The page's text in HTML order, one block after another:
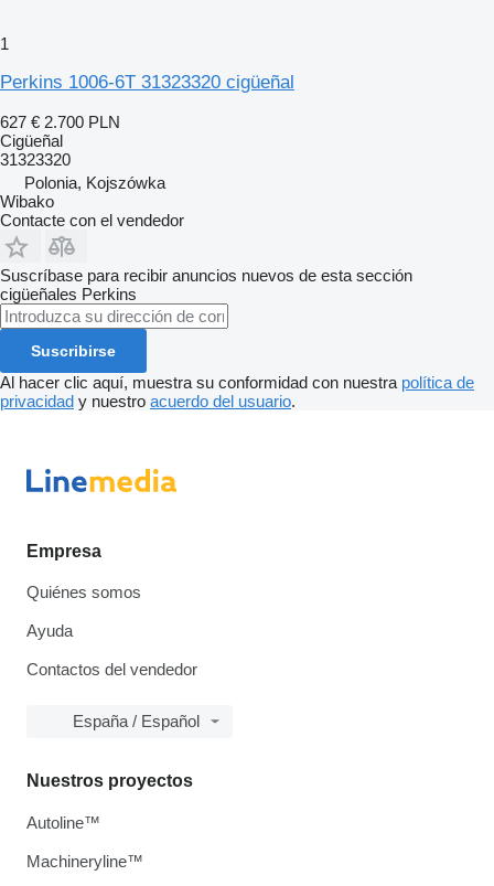
1
Perkins 1006-6T 31323320 cigüeñal
627 € 2.700 PLN
Cigüeñal
31323320
Polonia, Kojszówka
Wibako
Contacte con el vendedor
Suscríbase para recibir anuncios nuevos de esta sección
cigüeñales Perkins
Suscribirse
Al hacer clic aquí, muestra su conformidad con nuestra política de
privacidad y nuestro acuerdo del usuario.
Empresa
Quiénes somos
Ayuda
Contactos del vendedor
España / Español
Nuestros proyectos
Autoline™
Machineryline™